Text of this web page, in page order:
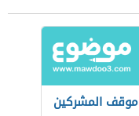
موقف المشركين